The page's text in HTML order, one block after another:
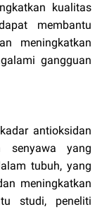
kualitas
membantu
meningkatkan
gangguan
antioksidan
senyawa yang
tubuh, yang
meningkatkan
studi, peneliti